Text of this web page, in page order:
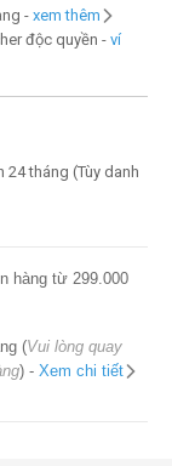
- xem thêm
độc quyền - ví
24 tháng (Tùy danh
hàng từ 299.000
(Vui lòng quay
) - Xem chi tiết